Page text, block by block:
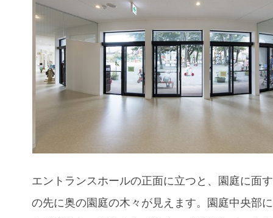
エントランスホールの正面に立つと、園庭に面
の先に奥の園庭の木々が見えます。園庭中央部